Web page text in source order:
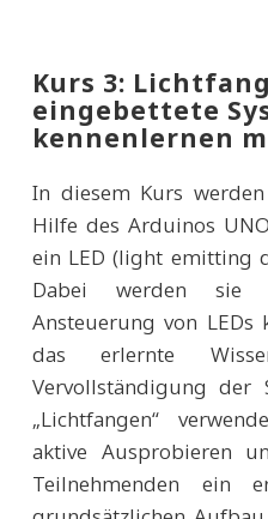
Kurs 3:
eingebettete
kennenlernen
In diesem Kurs
Hilfe des Arduinos
ein LED (light emitting
Dabei werden sie
Ansteuerung von LEDs
das erlernte
Vervollständigung der
„Lichtfangen“
aktive Ausprobieren
Teilnehmenden ein